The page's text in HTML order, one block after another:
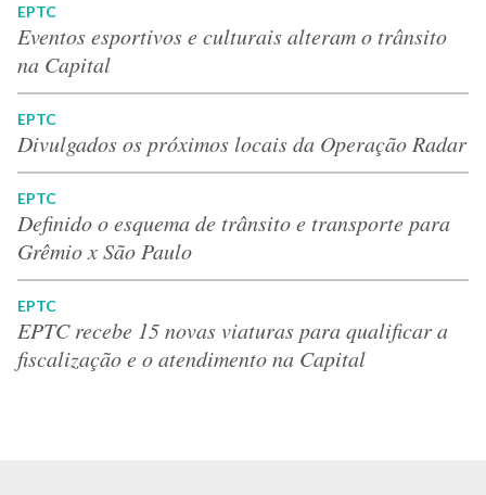
EPTC
Eventos esportivos e culturais alteram o trânsito
na Capital
EPTC
Divulgados os próximos locais da Operação Radar
EPTC
Definido o esquema de trânsito e transporte para
Grêmio x São Paulo
EPTC
EPTC recebe 15 novas viaturas para qualificar a
fiscalização e o atendimento na Capital